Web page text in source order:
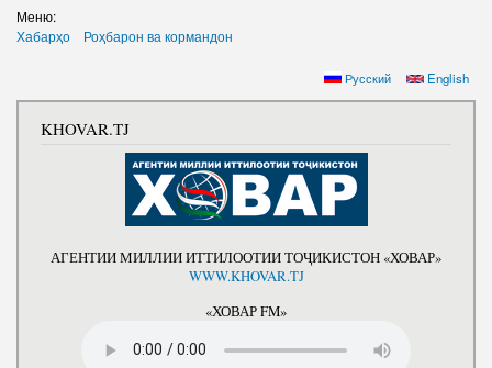
Тарҷумаи ҳол
Хадамоти матбуот
ПРЕЗИДЕНТИ ҶУМҲУРИИ ТОҶИКИСТОН
Роҳбарон ва кормандон
Меню:
Хабарҳо
Роҳбарон ва кормандон
Русский English
KHOVAR.TJ
АГЕНТИИ МИЛЛИИ ИТТИЛООТИИ ТОҶИКИСТОН «ХОВАР»
WWW.KHOVAR.TJ
«ХОВАР FM»